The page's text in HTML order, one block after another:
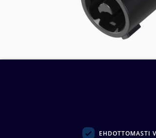
EHDOTTOMASTI